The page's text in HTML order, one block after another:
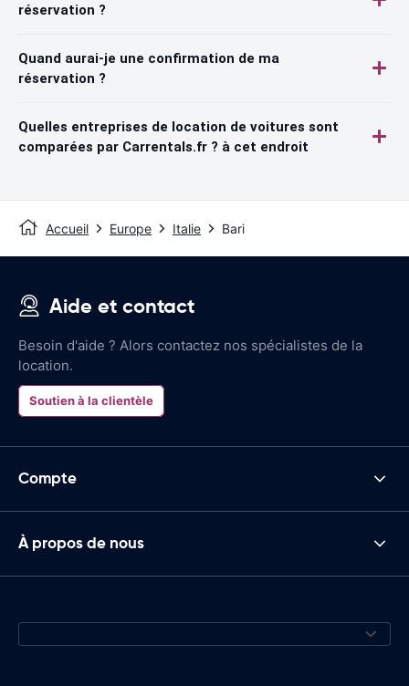
réservation ?
Quand aurai-je une confirmation de ma
réservation ?
Quelles entreprises de location de voitures sont
comparées par Carrentals.fr ? à cet endroit
Accueil Europe Italie Bari
Aide et contact
Besoin d'aide ? Alors contactez nos spécialistes de la
location.
Soutien à la clientèle
Compte
À propos de nous